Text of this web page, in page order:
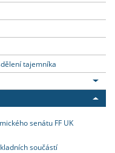
tajemníka
senátu FF UK
součástí